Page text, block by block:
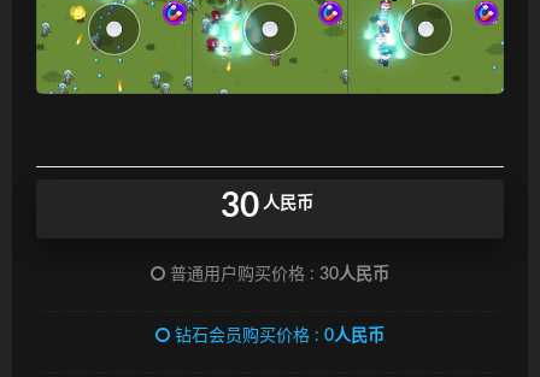
30 人民币
普通用户购买价格 : 30人民币
钻石会员购买价格 : 0人民币